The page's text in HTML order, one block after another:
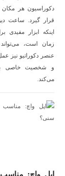
دکوراسیون هر مکان
قرار گیرد. ساعت
اینکه ابزار مفیدی
زمان است،
عنصر دکوراتیو نیز
و شخصیت خاصی
می‌کند.
اپل واچ: